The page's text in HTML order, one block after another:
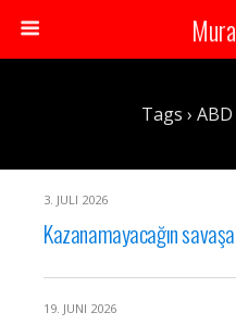
Tags ›
3. JULI 2026
Kazanamayacağın
19. JUNI 2026